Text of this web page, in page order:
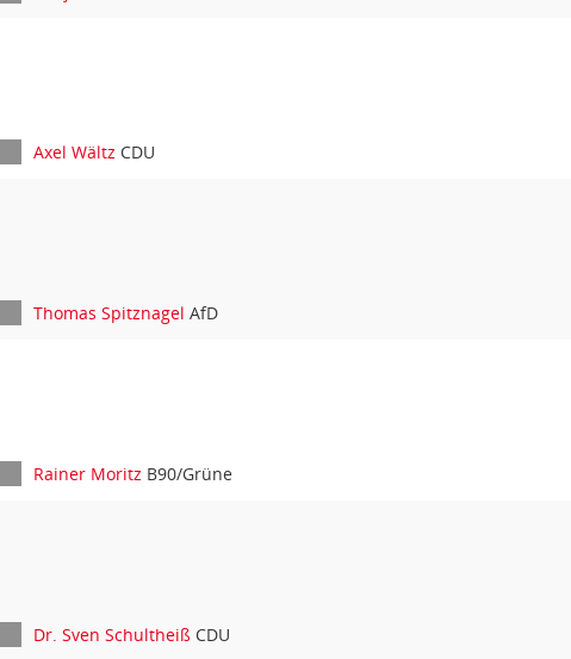
Axel Wältz CDU
Thomas Spitznagel AfD
Rainer Moritz B90/Grüne
Dr. Sven Schultheiß CDU